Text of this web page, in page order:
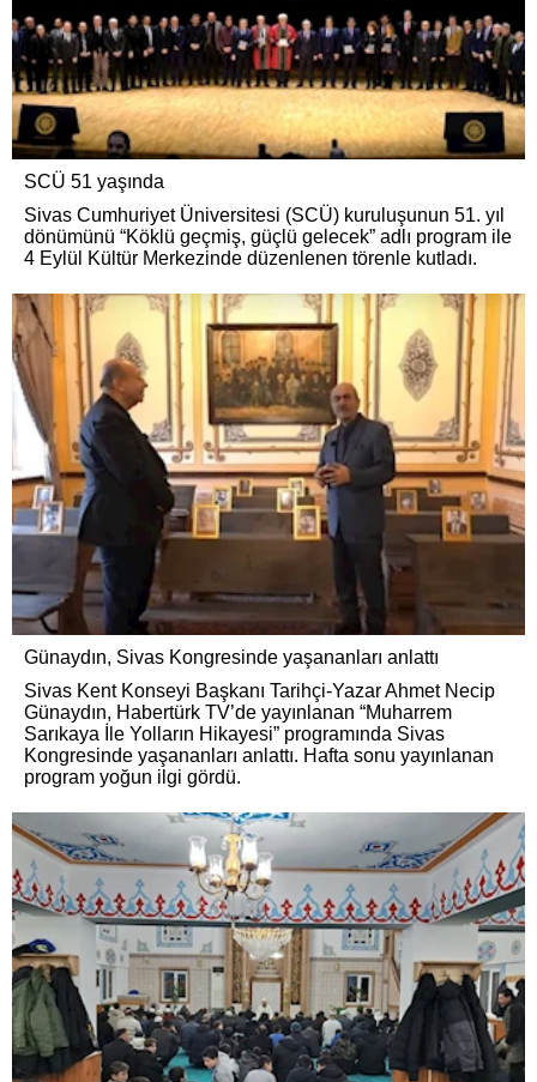
SCÜ 51 yaşında
Sivas Cumhuriyet Üniversitesi (SCÜ) kuruluşunun 51. yıl
dönümünü “Köklü geçmiş, güçlü gelecek” adlı program ile
4 Eylül Kültür Merkezinde düzenlenen törenle kutladı.
Günaydın, Sivas Kongresinde yaşananları anlattı
Sivas Kent Konseyi Başkanı Tarihçi-Yazar Ahmet Necip
Günaydın, Habertürk TV’de yayınlanan “Muharrem
Sarıkaya İle Yolların Hikayesi” programında Sivas
Kongresinde yaşananları anlattı. Hafta sonu yayınlanan
program yoğun ilgi gördü.